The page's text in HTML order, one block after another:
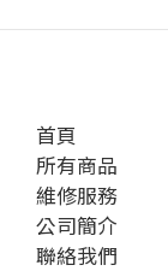
首頁
所有商品
維修服務
公司簡介
聯絡我們